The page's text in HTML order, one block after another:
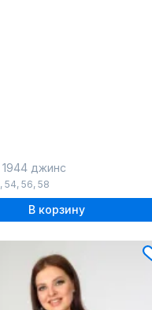
1944 джинс
, 54, 56, 58
В корзину